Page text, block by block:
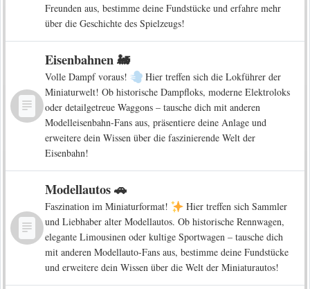
Freunden aus, bestimme deine Fundstücke und erfahre mehr
über die Geschichte des Spielzeugs!
Eisenbahnen 🚂
Volle Dampf voraus!
Hier treffen sich die Lokführer der
Miniaturwelt! Ob historische Dampfloks, moderne Elektroloks
oder detailgetreue Waggons – tausche dich mit anderen
Modelleisenbahn-Fans aus, präsentiere deine Anlage und
erweitere dein Wissen über die faszinierende Welt der
Eisenbahn!
Modellautos 🚗
Faszination im Miniaturformat!
Hier treffen sich Sammler
und Liebhaber alter Modellautos. Ob historische Rennwagen,
elegante Limousinen oder kultige Sportwagen – tausche dich
mit anderen Modellauto-Fans aus, bestimme deine Fundstücke
und erweitere dein Wissen über die Welt der Miniaturautos!